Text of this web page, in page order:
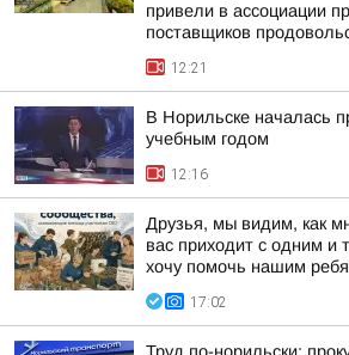
привели в ассоциации
поставщиков
12:21
В Норильске началась
учебным годом
12:16
Друзья, мы видим, как
вас приходит с одним и
хочу помочь нашим
17:02